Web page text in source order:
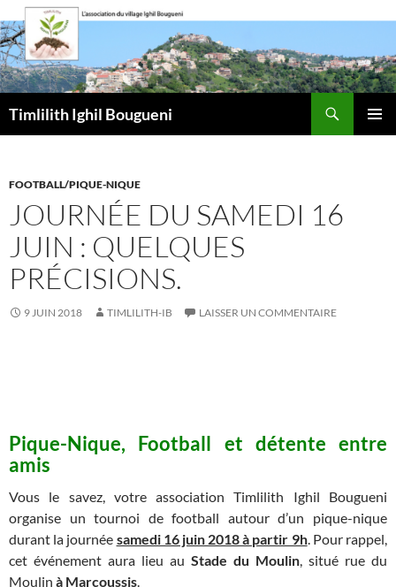
Aller
au
contenu
Timlilith Ighil Bougueni
FOOTBALL/PIQUE-NIQUE
JOURNÉE DU SAMEDI 16
JUIN : QUELQUES
PRÉCISIONS.
9 JUIN 2018 TIMLILITH-IB LAISSER UN COMMENTAIRE
Pique-Nique, Football et détente entre
amis
Vous le savez, votre association Timlilith Ighil Bougueni
organise un tournoi de football autour d’un pique-nique
durant la journée samedi 16 juin 2018 à partir 9h. Pour rappel,
cet événement aura lieu au Stade du Moulin, situé rue du
Moulin à Marcoussis.